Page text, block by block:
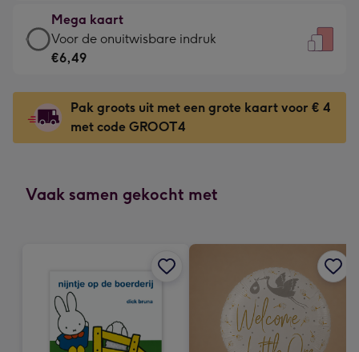
kleine
gelukwens
-
120
x
160
mm
€4,79
-
Meest
gekozen
Dimensions:
167
x
Mega kaart
Mega
kaart
€6,49
-
Voor
indruk
333
mm
Voor de onuitwisbare indruk
€6,49
Pak groots uit met een grote kaart voor € 4
met code GROOT4
Vaak samen gekocht met